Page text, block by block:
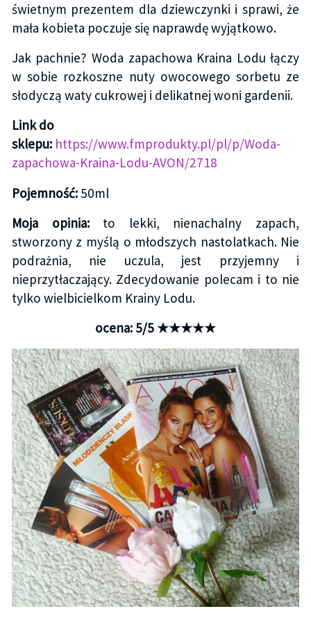
świetnym prezentem dla dziewczynki i sprawi, że
mała kobieta poczuje się naprawdę wyjątkowo.
Jak pachnie? Woda zapachowa Kraina Lodu łączy
w sobie rozkoszne nuty owocowego sorbetu ze
słodyczą waty cukrowej i delikatnej woni gardenii.
Link do
sklepu: https://www.fmprodukty.pl/pl/p/Woda-
zapachowa-Kraina-Lodu-AVON/2718
Pojemność:50ml
Moja opinia:to lekki, nienachalny zapach,
stworzony z myślą o młodszych nastolatkach. Nie
podrażnia, nie uczula, jest przyjemny i
nieprzytłaczający. Zdecydowanie polecam i to nie
tylko wielbicielkom Krainy Lodu.
ocena: 5/5 ★★★★★